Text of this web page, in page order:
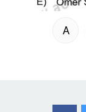
A